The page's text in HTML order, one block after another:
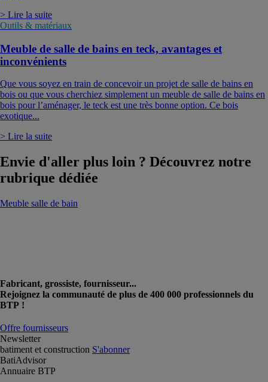
> Lire la suite
Outils & matériaux
Meuble de salle de bains en teck, avantages et
inconvénients
Que vous soyez en train de concevoir un projet de salle de bains en
bois ou que vous cherchiez simplement un meuble de salle de bains en
bois pour l’aménager, le teck est une très bonne option. Ce bois
exotique...
> Lire la suite
Envie d'aller plus loin ? Découvrez notre
rubrique dédiée
Meuble salle de bain
Fabricant, grossiste, fournisseur...
Rejoignez la communauté de plus de 400 000 professionnels du
BTP !
Offre fournisseurs
Newsletter
batiment et construction S'abonner
BatiAdvisor
Annuaire BTP